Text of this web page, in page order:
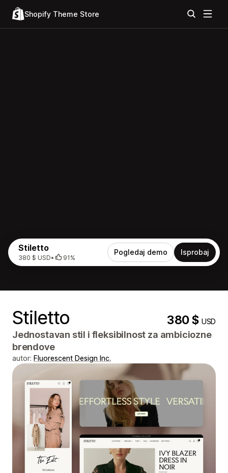
Shopify Theme Store
Stiletto
380 $ USD• 91%
Pogledaj demo Isprobaj
Stiletto 380 $USD
Jednostavan stil i fleksibilnost za ambiciozne
brendove
autor: Fluorescent Design Inc.